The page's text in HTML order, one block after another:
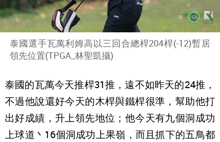
泰國選手瓦萬利姆高以三回合總桿204桿(-12)暫居
領先位置(TPGA_林聖凱攝)
泰國的瓦萬今天推桿31推，遠不如昨天的24推，
不過他說還好今天的木桿與鐵桿很準，幫助他打
出好成績，升上領先地位；他今天有九個洞成功
上球道丶16個洞成功上果嶺，而且抓下的五鳥都